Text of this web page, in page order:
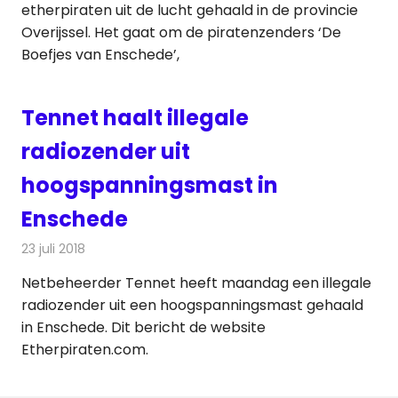
etherpiraten uit de lucht gehaald in de provincie
Overijssel. Het gaat om de piratenzenders ‘De
Boefjes van Enschede’,
Tennet haalt illegale
radiozender uit
hoogspanningsmast in
Enschede
23 juli 2018
Netbeheerder Tennet heeft maandag een illegale
radiozender uit een hoogspanningsmast gehaald
in Enschede. Dit bericht de website
Etherpiraten.com.